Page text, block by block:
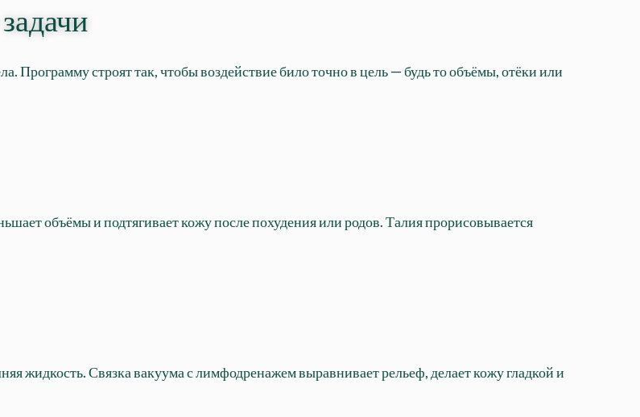
Программу строят так, чтобы воздействие било точно в цель — будь то объёмы, отёки или
объёмы и подтягивает кожу после похудения или родов. Талия прорисовывается
жидкость. Связка вакуума с лимфодренажем выравнивает рельеф, делает кожу гладкой и